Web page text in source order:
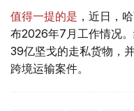
值得一提的是 ，近日，
布2026年7月工作情况
39亿坚戈的走私货物，
跨境运输案件。